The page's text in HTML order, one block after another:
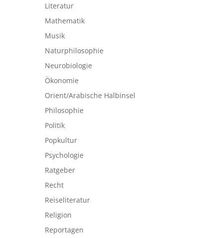
Literatur
Mathematik
Musik
Naturphilosophie
Neurobiologie
Ökonomie
Orient/Arabische Halbinsel
Philosophie
Politik
Popkultur
Psychologie
Ratgeber
Recht
Reiseliteratur
Religion
Reportagen